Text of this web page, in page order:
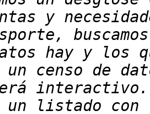
y
hay y los
interactivo.